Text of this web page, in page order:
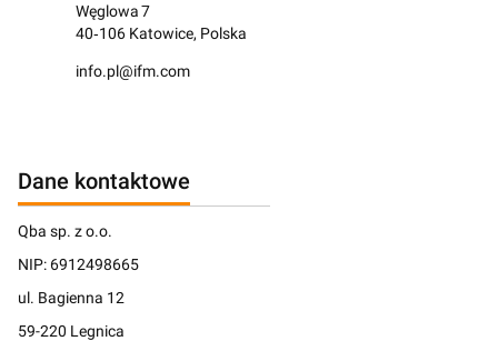
Węglowa 7
40‑106 Katowice, Polska
info.pl@ifm.com
Dane kontaktowe
Qba sp. z o.o.
NIP: 6912498665
ul. Bagienna 12
59-220 Legnica